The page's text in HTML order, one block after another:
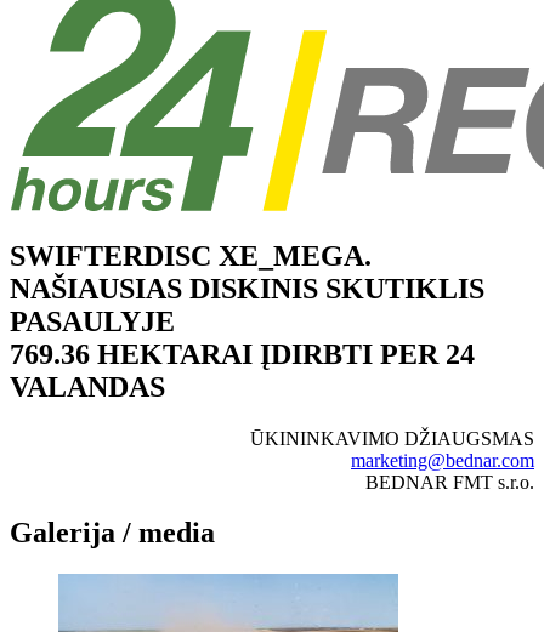
SWIFTERDISC XE_MEGA.
NAŠIAUSIAS DISKINIS SKUTIKLIS
PASAULYJE
769.36 HEKTARAI ĮDIRBTI PER 24
VALANDAS
ŪKININKAVIMO DŽIAUGSMAS
marketing@bednar.com
BEDNAR FMT s.r.o.
Galerija / media